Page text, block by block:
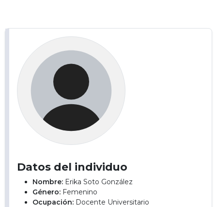
Datos del individuo
Nombre: Erika Soto González
Género: Femenino
Ocupación: Docente Universitario